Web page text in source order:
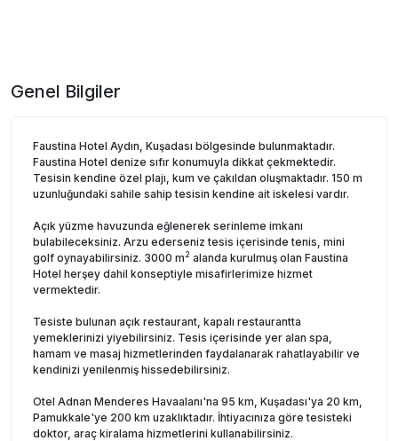
Genel Bilgiler
Faustina Hotel Aydın, Kuşadası bölgesinde bulunmaktadır.
Faustina Hotel denize sıfır konumuyla dikkat çekmektedir.
Tesisin kendine özel plajı, kum ve çakıldan oluşmaktadır. 150 m
uzunluğundaki sahile sahip tesisin kendine ait iskelesi vardır.
Açık yüzme havuzunda eğlenerek serinleme imkanı
bulabileceksiniz. Arzu ederseniz tesis içerisinde tenis, mini
golf oynayabilirsiniz. 3000 m2 alanda kurulmuş olan Faustina
Hotel herşey dahil konseptiyle misafirlerimize hizmet
vermektedir.
Tesiste bulunan açık restaurant, kapalı restaurantta
yemeklerinizi yiyebilirsiniz. Tesis içerisinde yer alan spa,
hamam ve masaj hizmetlerinden faydalanarak rahatlayabilir ve
kendinizi yenilenmiş hissedebilirsiniz.
Otel Adnan Menderes Havaalanı'na 95 km, Kuşadası'ya 20 km,
Pamukkale'ye 200 km uzaklıktadır. İhtiyacınıza göre tesisteki
doktor, araç kiralama hizmetlerini kullanabilirsiniz.